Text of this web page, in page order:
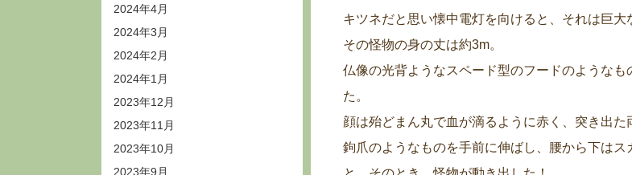
キツネだと思い懐中電灯を向けると、それは巨大
その怪物の身の丈は約3m。
仏像の光背ようなスペード型のフードのような
た。
顔は殆どまん丸で血が滴るように赤く、突き出た
鉤爪のようなものを手前に伸ばし、腰から下はス
2024年4月
2024年3月
2024年2月
2024年1月
2023年12月
2023年11月
2023年10月
2023年9月